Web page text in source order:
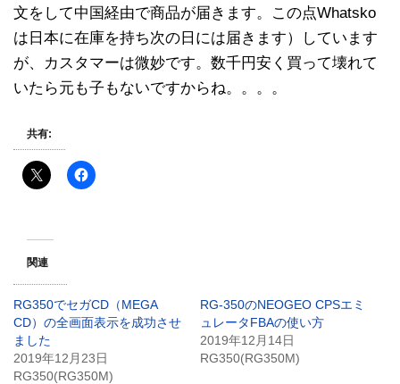
文をして中国経由で商品が届きます。この点Whatsko
は日本に在庫を持ち次の日には届きます）しています
が、カスタマーは微妙です。数千円安く買って壊れて
いたら元も子もないですからね。。。。
共有:
関連
RG350でセガCD（MEGA
CD）の全画面表示を成功させ
ました
2019年12月23日
RG350(RG350M)
RG-350のNEOGEO CPSエミ
ュレータFBAの使い方
2019年12月14日
RG350(RG350M)